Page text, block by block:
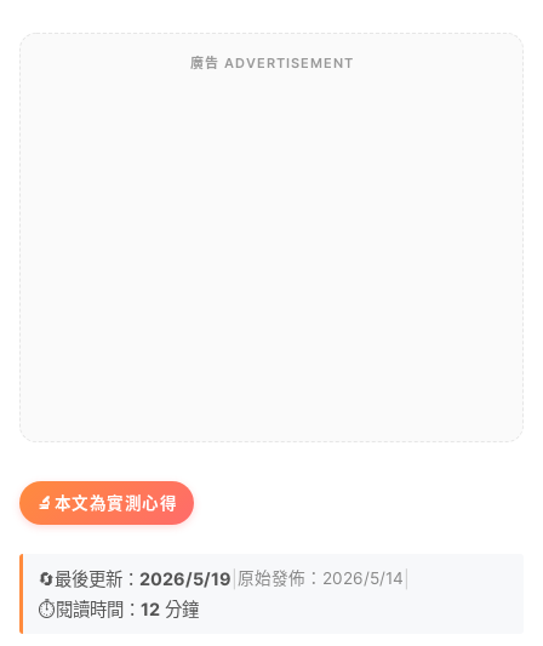
廣告 ADVERTISEMENT
🔬 本文為實測心得
🔄最後更新： 2026/5/19 原始發佈： 2026/5/14
⏱️閱讀時間： 12 分鐘